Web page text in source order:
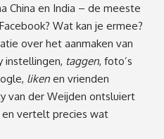
China en India – de meeste
Wat kan je ermee?
over het aanmaken van
instellingen, taggen, foto’s
liken en vrienden
van der Weijden ontsluiert
en vertelt precies wat